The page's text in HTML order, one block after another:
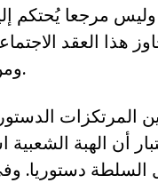
مرجعا يُحتكم
هذا العقد
ومن بينها الفراغ الدستوري.
المرتكزات
أن الهبة الشعبية
دستوريا.